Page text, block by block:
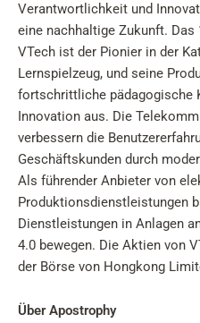
Verantwortlichkeit und
eine nachhaltige Zukunft. Das
VTech ist der Pionier in der
Lernspielzeug, und seine
fortschrittliche pädagogische
Innovation aus. Die
verbessern die
Geschäftskunden durch
Als führender Anbieter von
Produktionsdienstleistungen
Dienstleistungen in Anlagen
4.0 bewegen. Die Aktien von
der Börse von Hongkong
Über Apostrophy